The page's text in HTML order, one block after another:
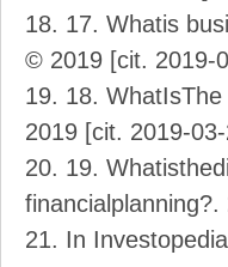
17. Whatis
© 2019 [cit. 2019-
18.
2019 [cit. 2019-
19.
financialplanning?.
In